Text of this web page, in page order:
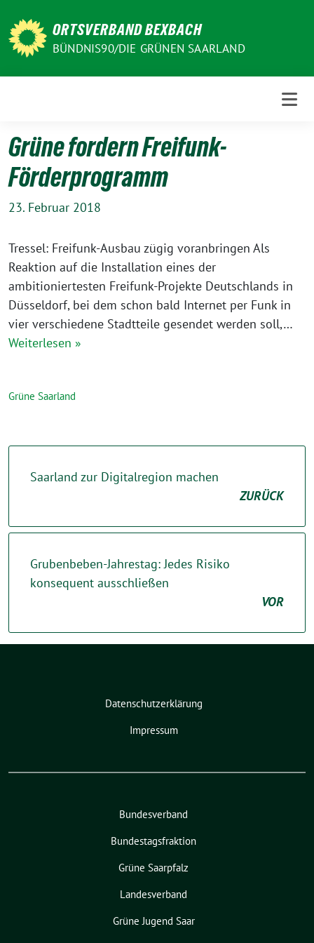
zum
Inhalt
ORTSVERBAND BEXBACH
BÜNDNIS90/DIE GRÜNEN SAARLAND
Grüne fordern Freifunk-
Förderprogramm
23. Februar 2018
Tressel: Freifunk-Ausbau zügig voranbringen Als
Reaktion auf die Installation eines der
ambitioniertesten Freifunk-Projekte Deutschlands in
Düsseldorf, bei dem schon bald Internet per Funk in
vier verschiedene Stadtteile gesendet werden soll,…
Weiterlesen »
Grüne Saarland
Saarland zur Digitalregion machen
ZURÜCK
Grubenbeben-Jahrestag: Jedes Risiko
konsequent ausschließen
VOR
Datenschutzerklärung
Impressum
Bundesverband
Bundestagsfraktion
Grüne Saarpfalz
Landesverband
Grüne Jugend Saar